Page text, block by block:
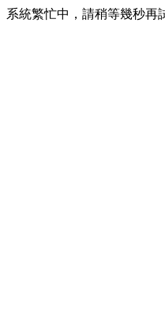
系統繁忙中，請稍等幾秒再